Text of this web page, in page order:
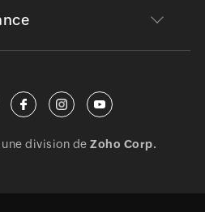
une division deZoho Corp.